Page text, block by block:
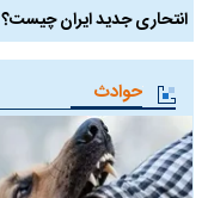
انتحاری جدید ایران چیست؟
حوادث